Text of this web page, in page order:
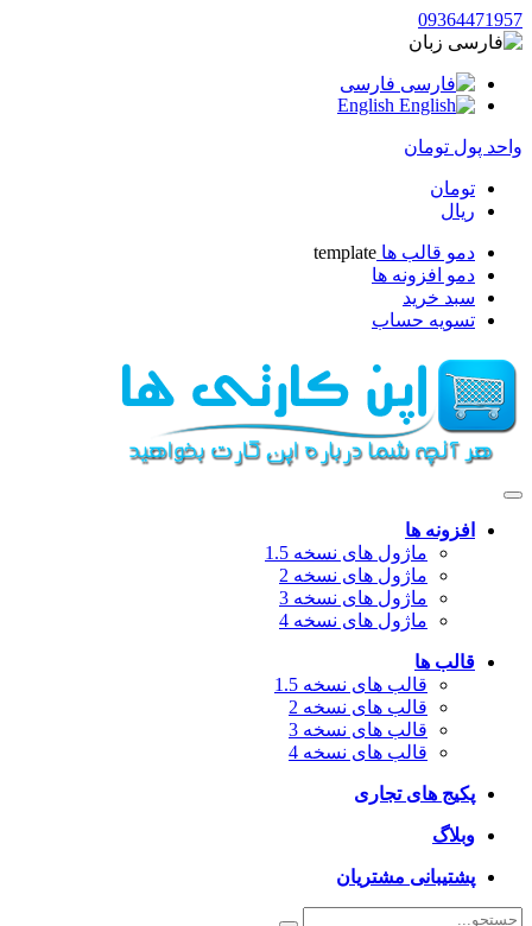
زبان
فارسی
English
پول تومان
تومان
ریال
دمو قالب ها template
دمو افزونه ها
سبد خرید
تسویه حساب
افزونه ها
ماژول های نسخه 1.5
ماژول های نسخه 2
ماژول های نسخه 3
ماژول های نسخه 4
قالب ها
قالب های نسخه 1.5
قالب های نسخه 2
قالب های نسخه 3
قالب های نسخه 4
پکیج های تجاری
وبلاگ
پشتیبانی مشتریان